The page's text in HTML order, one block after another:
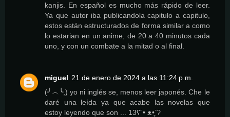
kanjis. En español es mucho más rápido de leer.
Ya que autor iba publicandola capitulo a capitulo,
estos están estructurados de forma similar a como
lo estarian en un anime, de 20 a 40 minutos cada
uno, y con un combate a la mitad o al final.
miguel 21 de enero de 2024 a las 11:24 p.m.
(╯︵╰,) yo ni inglés se, menos leer japonés. Che le
daré una leída ya que acabe las novelas que
estoy leyendo que son ... 13ʕ´• ᴥ•̥`ʔ